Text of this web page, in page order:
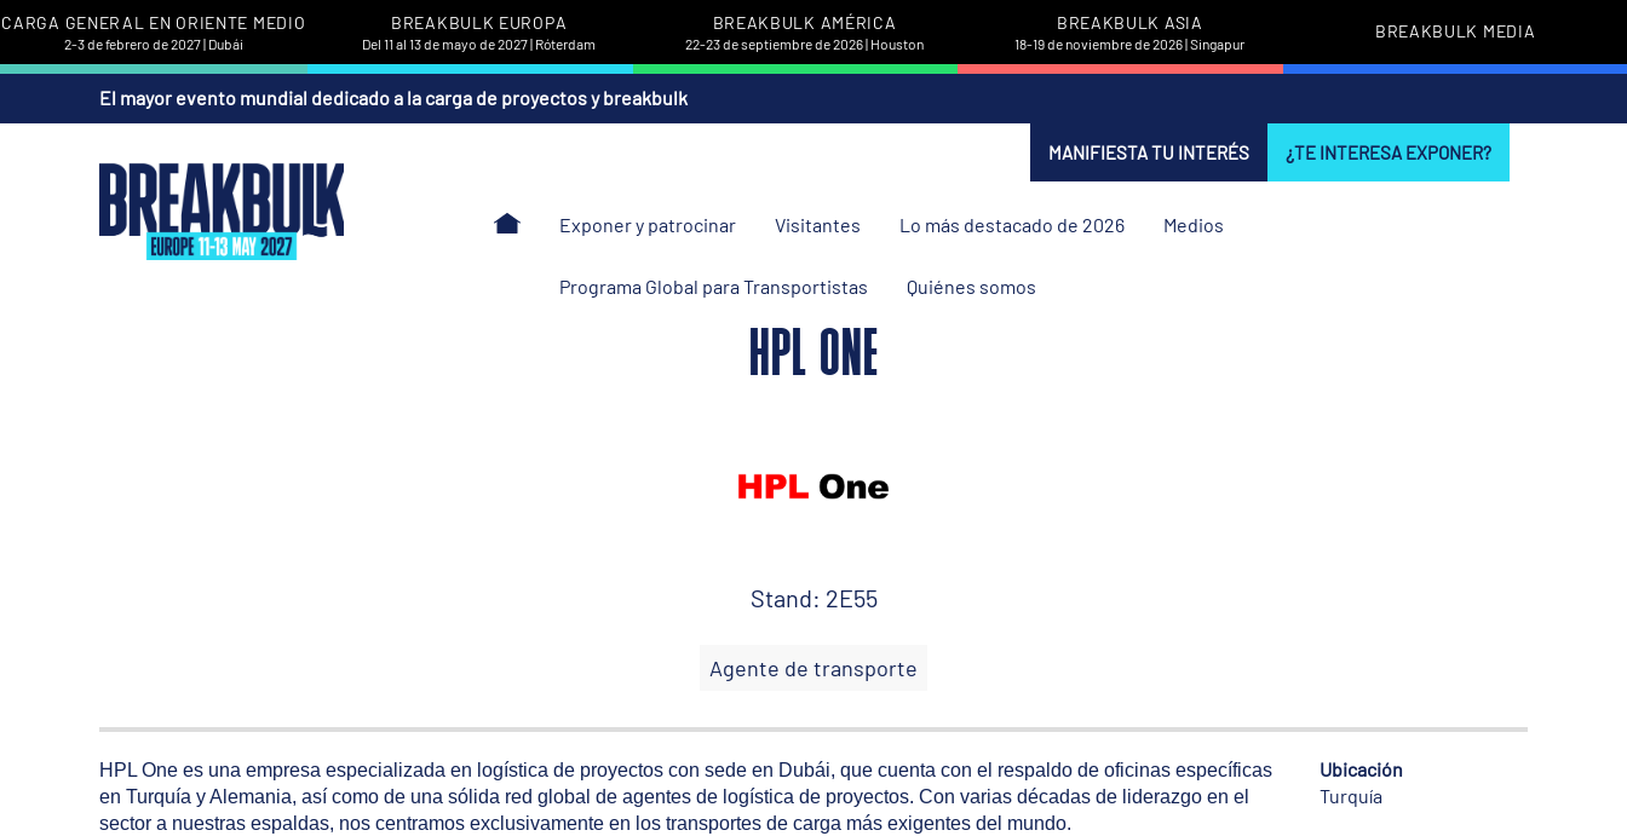
CARGA GENERAL EN ORIENTE MEDIO
2-3 de febrero de 2027 | Dubái
BREAKBULK EUROPA
Del 11 al 13 de mayo de 2027 | Róterdam
BREAKBULK AMÉRICA
22-23 de septiembre de 2026 | Houston
BREAKBULK ASIA
18-19 de noviembre de 2026 | Singapur
BREAKBULK MEDIA
El mayor evento mundial dedicado a la carga de proyectos y breakbulk
MANIFIESTA TU INTERÉS ¿TE INTERESA EXPONER?
Exponer y patrocinar Visitantes Lo más destacado de 2026 Medios
Programa Global para Transportistas Quiénes somos
HPL ONE
Stand: 2E55
Agente de transporte
HPL One es una empresa especializada en logística de proyectos con sede en Dubái, que cuenta con el respaldo de oficinas específicas
en Turquía y Alemania, así como de una sólida red global de agentes de logística de proyectos. Con varias décadas de liderazgo en el
sector a nuestras espaldas, nos centramos exclusivamente en los transportes de carga más exigentes del mundo.
Ubicación
Turquía